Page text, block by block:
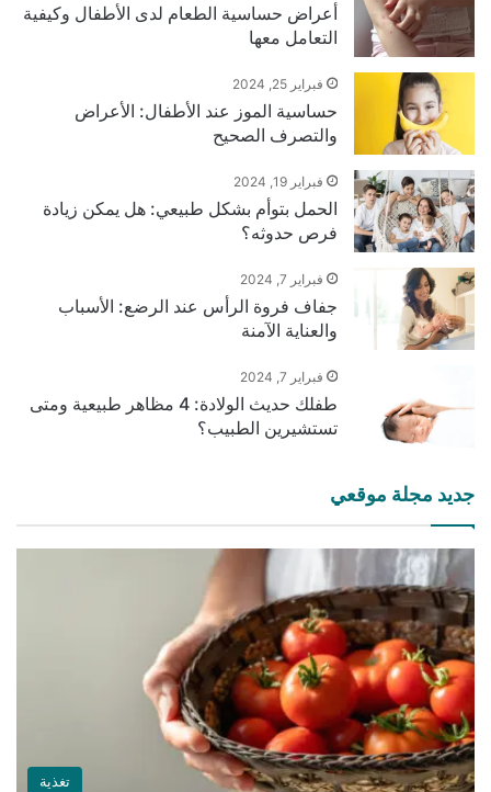
أعراض حساسية الطعام لدى الأطفال وكيفية
التعامل معها
فبراير 25, 2024
حساسية الموز عند الأطفال: الأعراض
والتصرف الصحيح
فبراير 19, 2024
الحمل بتوأم بشكل طبيعي: هل يمكن زيادة
فرص حدوثه؟
فبراير 7, 2024
جفاف فروة الرأس عند الرضع: الأسباب
والعناية الآمنة
فبراير 7, 2024
طفلك حديث الولادة: 4 مظاهر طبيعية ومتى
تستشيرين الطبيب؟
جديد مجلة موقعي
تغذية